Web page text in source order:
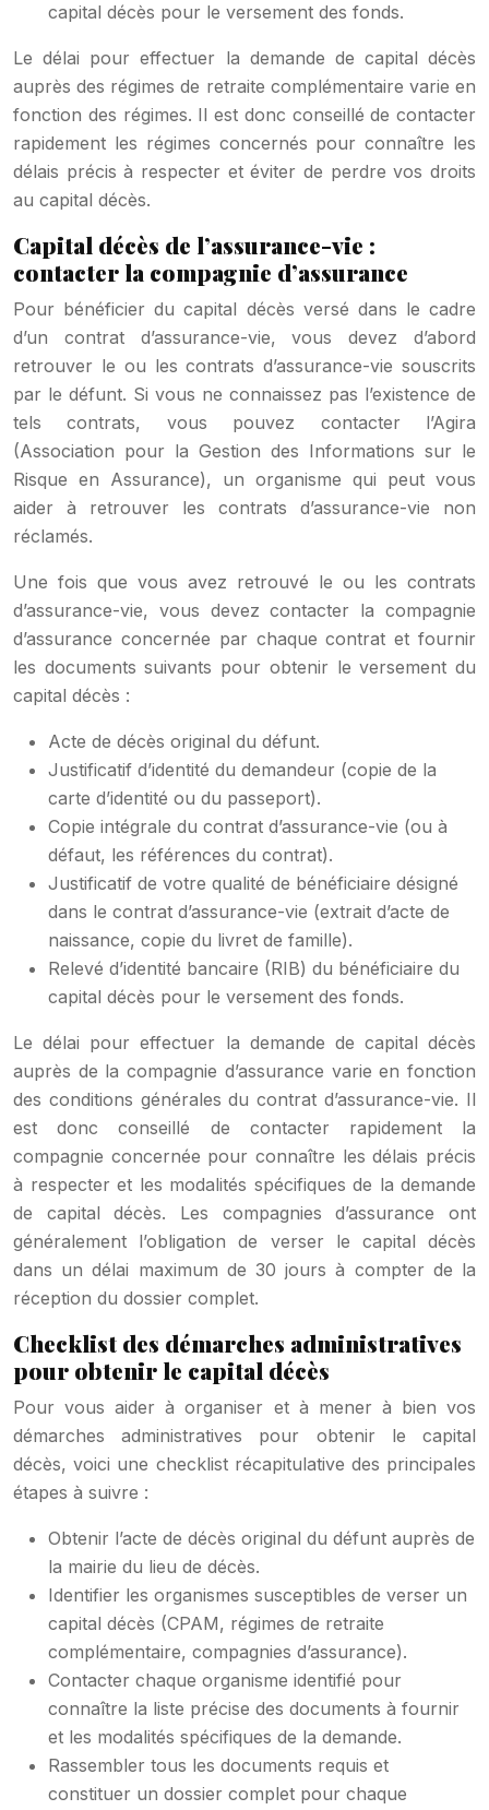
capital décès pour le versement des fonds.
Le délai pour effectuer la demande de capital décès
auprès des régimes de retraite complémentaire varie en
fonction des régimes. Il est donc conseillé de contacter
rapidement les régimes concernés pour connaître les
délais précis à respecter et éviter de perdre vos droits
au capital décès.
Capital décès de l’assurance-vie :
contacter la compagnie d’assurance
Pour bénéficier du capital décès versé dans le cadre
d’un contrat d’assurance-vie, vous devez d’abord
retrouver le ou les contrats d’assurance-vie souscrits
par le défunt. Si vous ne connaissez pas l’existence de
tels contrats, vous pouvez contacter l’Agira
(Association pour la Gestion des Informations sur le
Risque en Assurance), un organisme qui peut vous
aider à retrouver les contrats d’assurance-vie non
réclamés.
Une fois que vous avez retrouvé le ou les contrats
d’assurance-vie, vous devez contacter la compagnie
d’assurance concernée par chaque contrat et fournir
les documents suivants pour obtenir le versement du
capital décès :
Acte de décès original du défunt.
Justificatif d’identité du demandeur (copie de la
carte d’identité ou du passeport).
Copie intégrale du contrat d’assurance-vie (ou à
défaut, les références du contrat).
Justificatif de votre qualité de bénéficiaire désigné
dans le contrat d’assurance-vie (extrait d’acte de
naissance, copie du livret de famille).
Relevé d’identité bancaire (RIB) du bénéficiaire du
capital décès pour le versement des fonds.
Le délai pour effectuer la demande de capital décès
auprès de la compagnie d’assurance varie en fonction
des conditions générales du contrat d’assurance-vie. Il
est donc conseillé de contacter rapidement la
compagnie concernée pour connaître les délais précis
à respecter et les modalités spécifiques de la demande
de capital décès. Les compagnies d’assurance ont
généralement l’obligation de verser le capital décès
dans un délai maximum de 30 jours à compter de la
réception du dossier complet.
Checklist des démarches administratives
pour obtenir le capital décès
Pour vous aider à organiser et à mener à bien vos
démarches administratives pour obtenir le capital
décès, voici une checklist récapitulative des principales
étapes à suivre :
Obtenir l’acte de décès original du défunt auprès de
la mairie du lieu de décès.
Identifier les organismes susceptibles de verser un
capital décès (CPAM, régimes de retraite
complémentaire, compagnies d’assurance).
Contacter chaque organisme identifié pour
connaître la liste précise des documents à fournir
et les modalités spécifiques de la demande.
Rassembler tous les documents requis et
constituer un dossier complet pour chaque